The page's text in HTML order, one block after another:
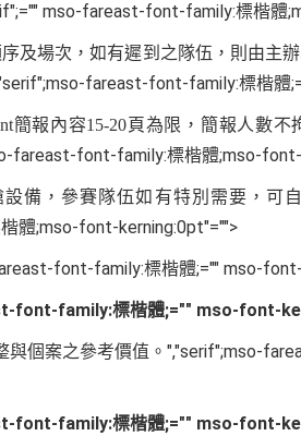
mso-fareast-font-family:標楷體
及場次，如有遲到之隊伍，則由主
fareast-font-family:標楷體
簡報內容15-20頁為限，簡報人數不
fareast-font-family:標楷體;mso-
備，參賽隊伍如有特別需要，可
體;mso-font-kerning:0pt"="">
font-family:標楷體;="" mso-
font-family:標楷體;="" mso-font-
與個案之參考價值。","serif";mso-
font-family:標楷體;="" mso-font-